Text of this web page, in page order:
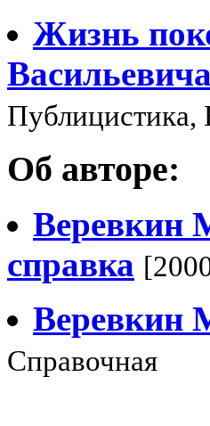
Жизнь
Публицистика,
Об авторе:
Веревкин
справка
Веревкин
Справочная